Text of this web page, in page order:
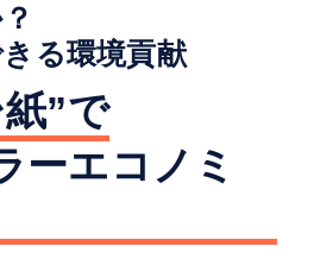
る環境貢献
”で
ーエコノミ